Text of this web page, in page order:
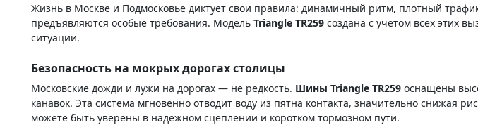
Жизнь в Москве и Подмосковье диктует свои правила: динамичный ритм, плотный
предъявляются особые требования. Модель Triangle TR259 создана с учетом всех этих
ситуации.
Безопасность на мокрых дорогах столицы
Московские дожди и лужи на дорогах — не редкость. Шины Triangle TR259 оснащены
канавок. Эта система мгновенно отводит воду из пятна контакта, значительно снижая
можете быть уверены в надежном сцеплении и коротком тормозном пути.